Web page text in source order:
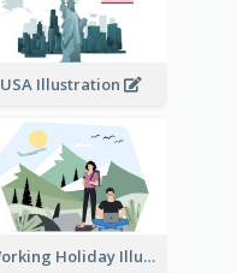
USA Illustration
Working Holiday Illustration